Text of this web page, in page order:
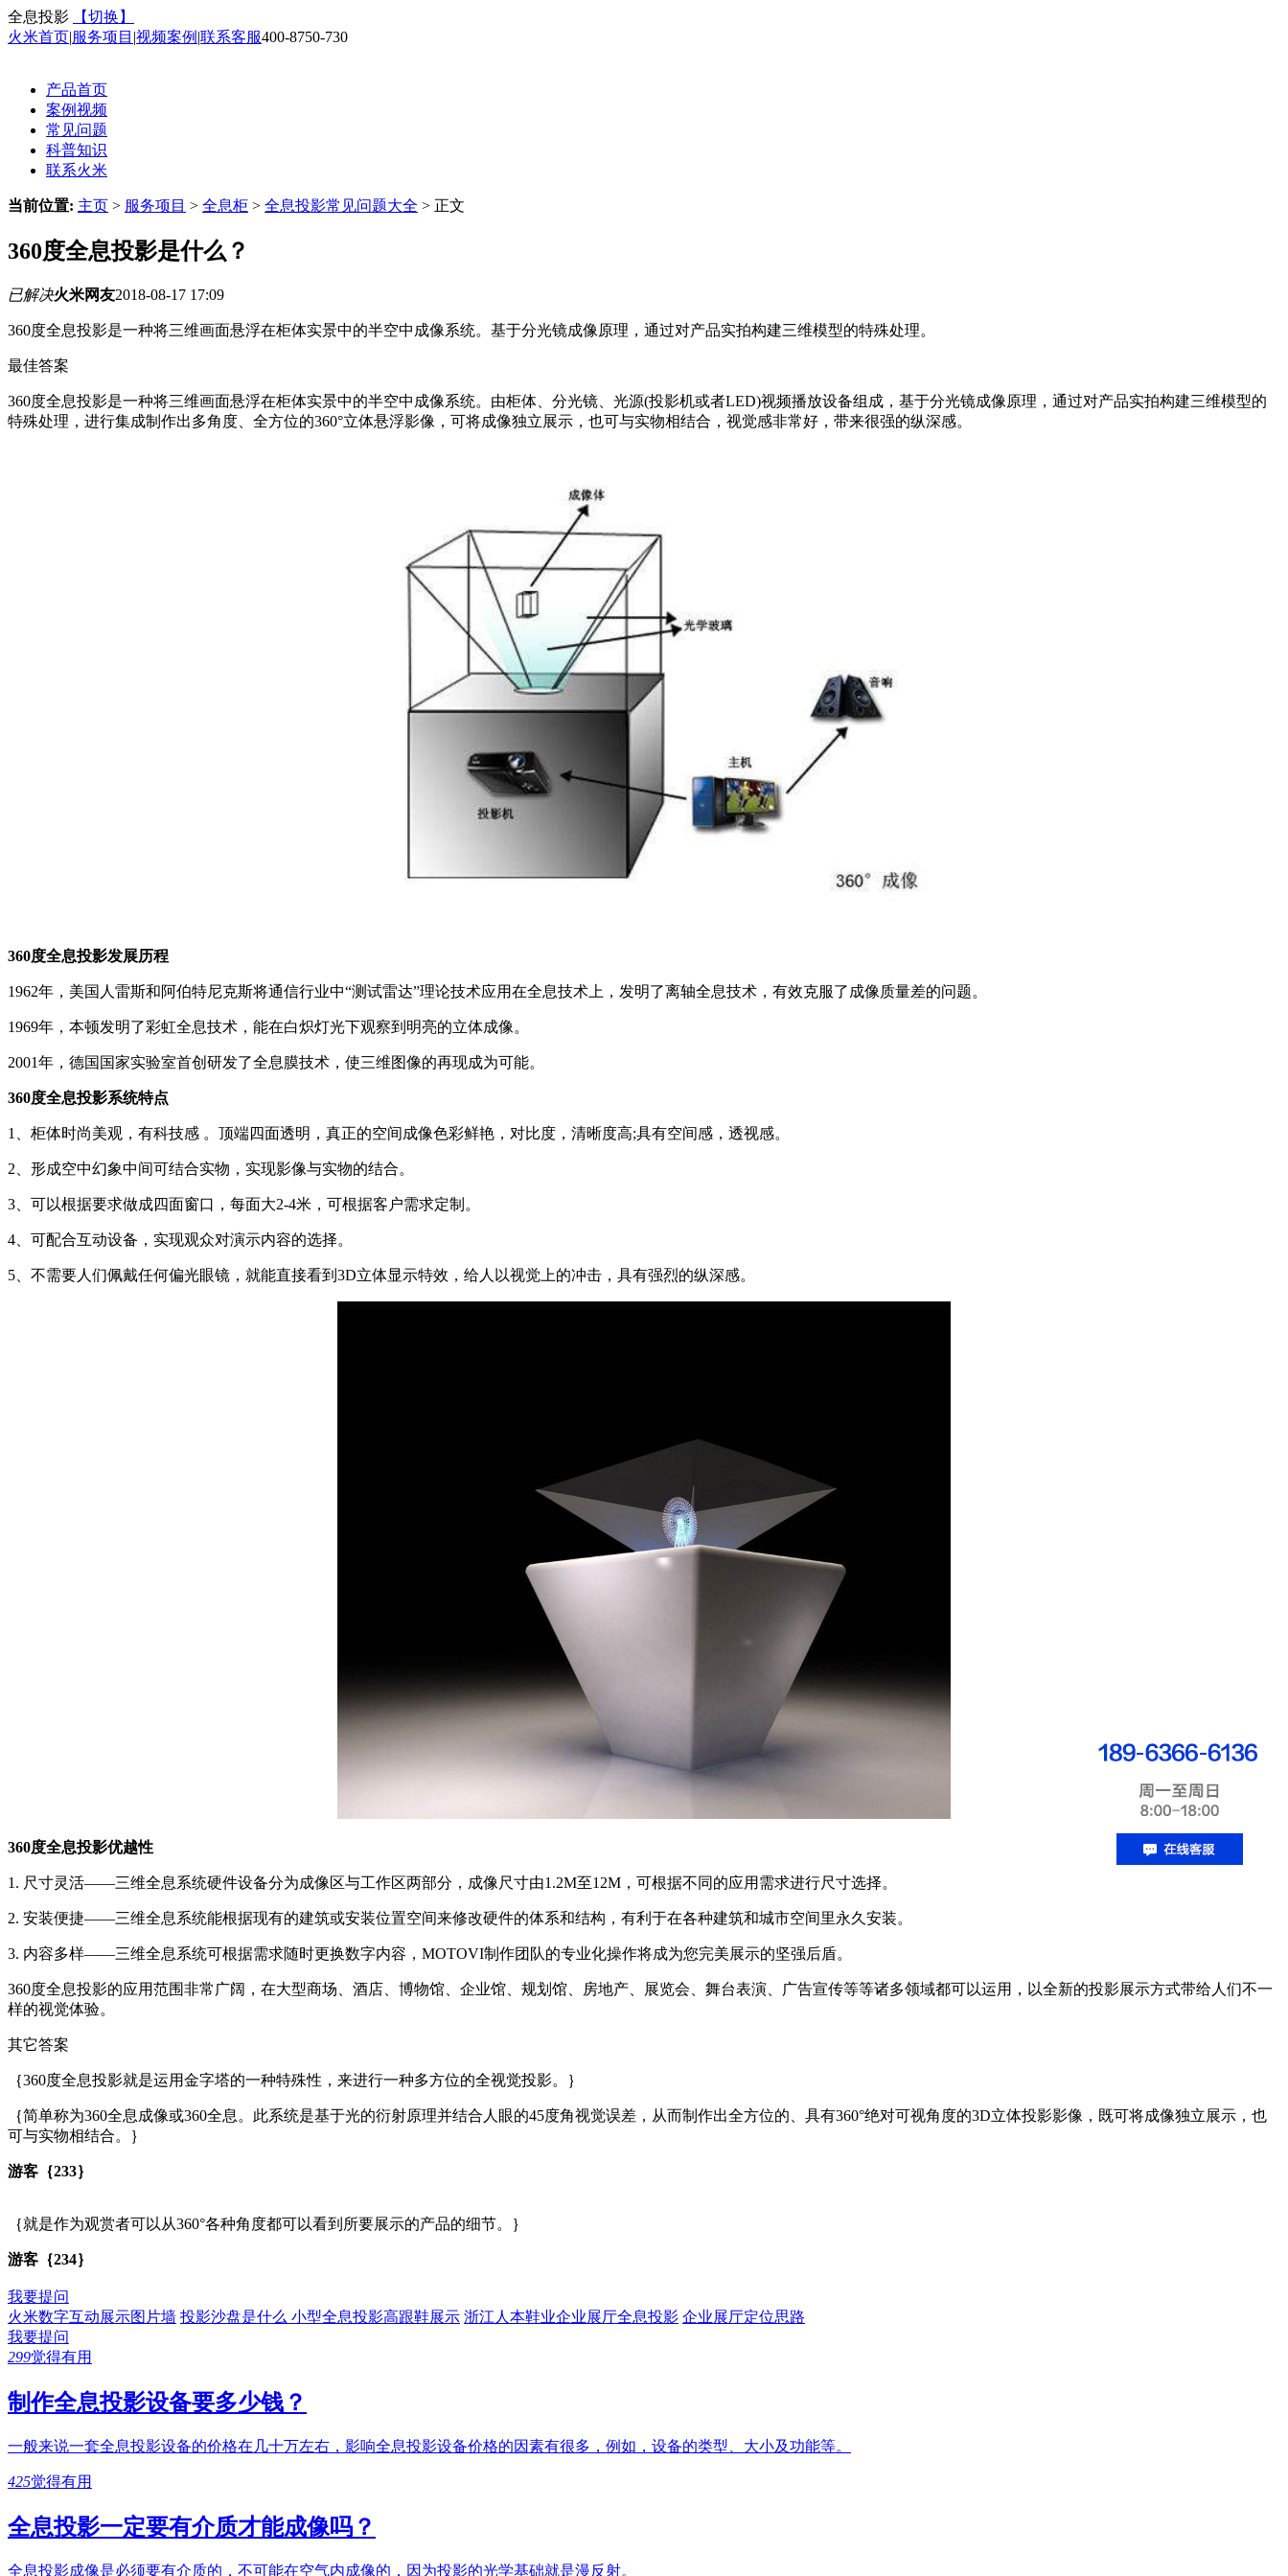
全息投影
【切换】
火米首页|服务项目 |视频案例 |联系客服400-8750-730
产品首页
案例视频
常见问题
科普知识
联系火米
当前位置: 主页 > 服务项目 > 全息柜 > 全息投影常见问题大全 > 正文
360度全息投影是什么？
已解决火米网友2018-08-17 17:09
360度全息投影是一种将三维画面悬浮在柜体实景中的半空中成像系统。基于分光镜成像原理，通过对产品实拍构建三维模型的特殊处理。
最佳答案
360度全息投影是一种将三维画面悬浮在柜体实景中的半空中成像系统。由柜体、分光镜、光源(投影机或者LED)视频播放设备组成，基于分光镜成像原理，通过对产品实拍构建三维模型的
特殊处理，进行集成制作出多角度、全方位的360°立体悬浮影像，可将成像独立展示，也可与实物相结合，视觉感非常好，带来很强的纵深感。
360度全息投影发展历程
1962年，美国人雷斯和阿伯特尼克斯将通信行业中“测试雷达”理论技术应用在全息技术上，发明了离轴全息技术，有效克服了成像质量差的问题。
1969年，本顿发明了彩虹全息技术，能在白炽灯光下观察到明亮的立体成像。
2001年，德国国家实验室首创研发了全息膜技术，使三维图像的再现成为可能。
360度全息投影系统特点
1、柜体时尚美观，有科技感 。顶端四面透明，真正的空间成像色彩鲜艳，对比度，清晰度高;具有空间感，透视感。
2、形成空中幻象中间可结合实物，实现影像与实物的结合。
3、可以根据要求做成四面窗口，每面大2-4米，可根据客户需求定制。
4、可配合互动设备，实现观众对演示内容的选择。
5、不需要人们佩戴任何偏光眼镜，就能直接看到3D立体显示特效，给人以视觉上的冲击，具有强烈的纵深感。
360度全息投影优越性
1. 尺寸灵活——三维全息系统硬件设备分为成像区与工作区两部分，成像尺寸由1.2M至12M，可根据不同的应用需求进行尺寸选择。
2. 安装便捷——三维全息系统能根据现有的建筑或安装位置空间来修改硬件的体系和结构，有利于在各种建筑和城市空间里永久安装。
3. 内容多样——三维全息系统可根据需求随时更换数字内容，MOTOVI制作团队的专业化操作将成为您完美展示的坚强后盾。
360度全息投影的应用范围非常广阔，在大型商场、酒店、博物馆、企业馆、规划馆、房地产、展览会、舞台表演、广告宣传等等诸多领域都可以运用，以全新的投影展示方式带给人们不一
样的视觉体验。
其它答案
｛360度全息投影就是运用金字塔的一种特殊性，来进行一种多方位的全视觉投影。｝
｛简单称为360全息成像或360全息。此系统是基于光的衍射原理并结合人眼的45度角视觉误差，从而制作出全方位的、具有360°绝对可视角度的3D立体投影影像，既可将成像独立展示，也
可与实物相结合。｝
游客｛233｝
｛就是作为观赏者可以从360°各种角度都可以看到所要展示的产品的细节。｝
游客｛234｝
我要提问
火米数字互动展示图片墙 投影沙盘是什么 小型全息投影高跟鞋展示 浙江人本鞋业企业展厅全息投影 企业展厅定位思路
我要提问
299觉得有用
制作全息投影设备要多少钱？
一般来说一套全息投影设备的价格在几十万左右，影响全息投影设备价格的因素有很多，例如，设备的类型、大小及功能等。
425觉得有用
全息投影一定要有介质才能成像吗？
全息投影成像是必须要有介质的，不可能在空气内成像的，因为投影的光学基础就是漫反射。